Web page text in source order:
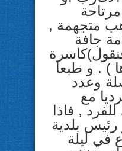
متجهمة ,
جافة
) . و طبعا
وعدد
مع
, فاذا
بلدية
في ليلة